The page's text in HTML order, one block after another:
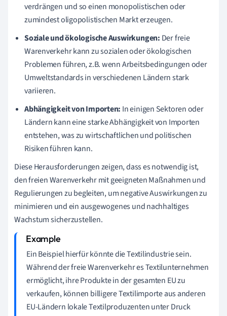
verdrängen und so einen monopolistischen oder
zumindest oligopolistischen Markt erzeugen.
Soziale und ökologische Auswirkungen: Der freie
Warenverkehr kann zu sozialen oder ökologischen
Problemen führen, z.B. wenn Arbeitsbedingungen oder
Umweltstandards in verschiedenen Ländern stark
variieren.
Abhängigkeit von Importen: In einigen Sektoren oder
Ländern kann eine starke Abhängigkeit von Importen
entstehen, was zu wirtschaftlichen und politischen
Risiken führen kann.
Diese Herausforderungen zeigen, dass es notwendig ist,
den freien Warenverkehr mit geeigneten Maßnahmen und
Regulierungen zu begleiten, um negative Auswirkungen zu
minimieren und ein ausgewogenes und nachhaltiges
Wachstum sicherzustellen.
Ein Beispiel hierfür könnte die Textilindustrie sein.
Während der freie Warenverkehr es Textilunternehmen
ermöglicht, ihre Produkte in der gesamten EU zu
verkaufen, können billigere Textilimporte aus anderen
EU-Ländern lokale Textilproduzenten unter Druck